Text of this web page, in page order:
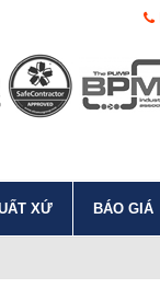
XỨ BÁO GIÁ